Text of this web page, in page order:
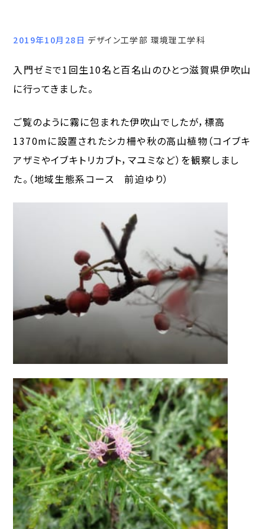
2019年10月28日 デザイン工学部 環境理工学科
入門ゼミで1回生10名と百名山のひとつ滋賀県伊吹山
に行ってきました。
ご覧のように霧に包まれた伊吹山でしたが，標高
1370mに設置されたシカ柵や秋の高山植物（コイブキ
アザミやイブキトリカブト，マユミなど）を観察しまし
た。（地域生態系コース 前迫ゆり）